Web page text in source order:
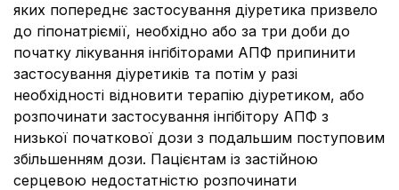
яких попереднє застосування діуретика призвело
до гіпонатріємії, необхідно або за три доби до
початку лікування інгібіторами АПФ припинити
застосування діуретиків та потім у разі
необхідності відновити терапію діуретиком, або
розпочинати застосування інгібітору АПФ з
низької початкової дози з подальшим поступовим
збільшенням дози. Пацієнтам із застійною
серцевою недостатністю розпочинати